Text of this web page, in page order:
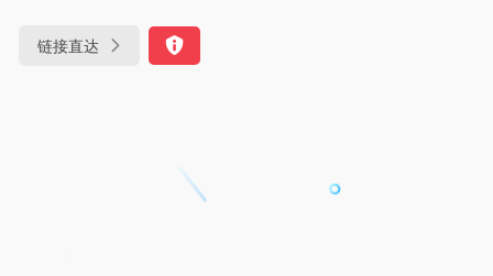
链接直达